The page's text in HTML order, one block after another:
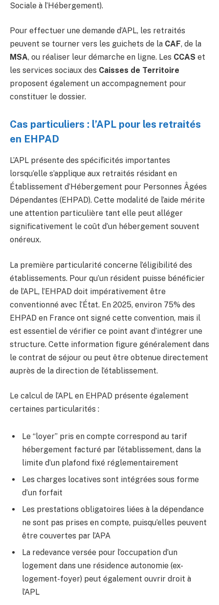
Sociale à l’Hébergement).
Pour effectuer une demande d’APL, les retraités
peuvent se tourner vers les guichets de la CAF, de la
MSA, ou réaliser leur démarche en ligne. Les CCAS et
les services sociaux des Caisses de Territoire
proposent également un accompagnement pour
constituer le dossier.
Cas particuliers : l’APL pour les retraités
en EHPAD
L’APL présente des spécificités importantes
lorsqu’elle s’applique aux retraités résidant en
Établissement d’Hébergement pour Personnes Âgées
Dépendantes (EHPAD). Cette modalité de l’aide mérite
une attention particulière tant elle peut alléger
significativement le coût d’un hébergement souvent
onéreux.
La première particularité concerne l’éligibilité des
établissements. Pour qu’un résident puisse bénéficier
de l’APL, l’EHPAD doit impérativement être
conventionné avec l’État. En 2025, environ 75% des
EHPAD en France ont signé cette convention, mais il
est essentiel de vérifier ce point avant d’intégrer une
structure. Cette information figure généralement dans
le contrat de séjour ou peut être obtenue directement
auprès de la direction de l’établissement.
Le calcul de l’APL en EHPAD présente également
certaines particularités :
Le “loyer” pris en compte correspond au tarif
hébergement facturé par l’établissement, dans la
limite d’un plafond fixé réglementairement
Les charges locatives sont intégrées sous forme
d’un forfait
Les prestations obligatoires liées à la dépendance
ne sont pas prises en compte, puisqu’elles peuvent
être couvertes par l’APA
La redevance versée pour l’occupation d’un
logement dans une résidence autonomie (ex-
logement-foyer) peut également ouvrir droit à
l’APL